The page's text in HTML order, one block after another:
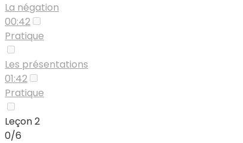
La négation
00:42
Pratique
Les présentations
01:42
Pratique
Leçon 2
0/6